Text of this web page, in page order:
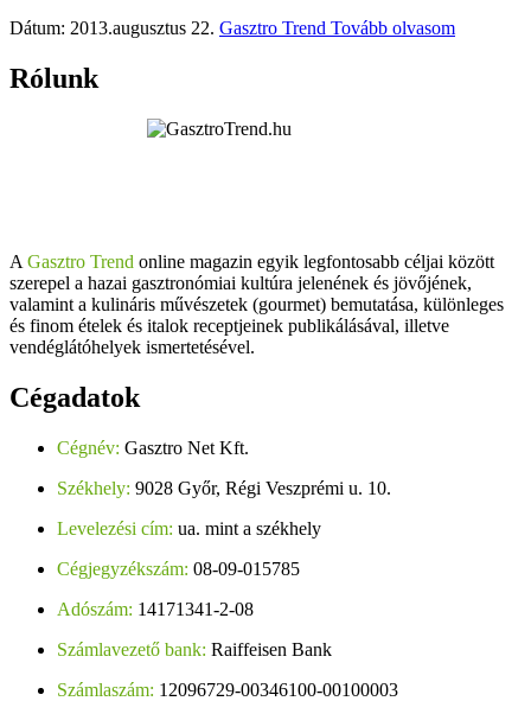
Dátum: 2013.augusztus 22. Gasztro Trend Tovább olvasom
Rólunk
A Gasztro Trend online magazin egyik legfontosabb céljai között
szerepel a hazai gasztronómiai kultúra jelenének és jövőjének,
valamint a kulináris művészetek (gourmet) bemutatása, különleges
és finom ételek és italok receptjeinek publikálásával, illetve
vendéglátóhelyek ismertetésével.
Cégadatok
Cégnév: Gasztro Net Kft.
Székhely: 9028 Győr, Régi Veszprémi u. 10.
Levelezési cím: ua. mint a székhely
Cégjegyzékszám: 08-09-015785
Adószám: 14171341-2-08
Számlavezető bank: Raiffeisen Bank
Számlaszám: 12096729-00346100-00100003